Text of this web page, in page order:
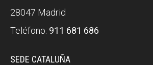
28047 Madrid
Teléfono: 911 681 686
SEDE CATALUÑA